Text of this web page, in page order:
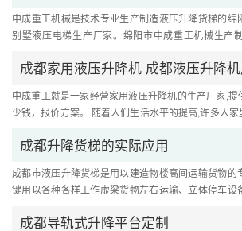
中成重工机械是技术专业生产制造液压升降货梯的绵
别墅液压电梯生产厂家。绵阳市中成重工机械生产
成都家用液压升降机 成都液压升降
中成重工就是一家经营家用液压升降机的生产厂家,
少钱，报价方案。 随着人们生活水平的提高,许多人
成都升降货梯的实际应用
成都市液压升降货梯是用以建造物楼高间运输货物的
键用以各种各样工作虚梁货物左右运输、立体停车设
成都导轨式升降平台定制